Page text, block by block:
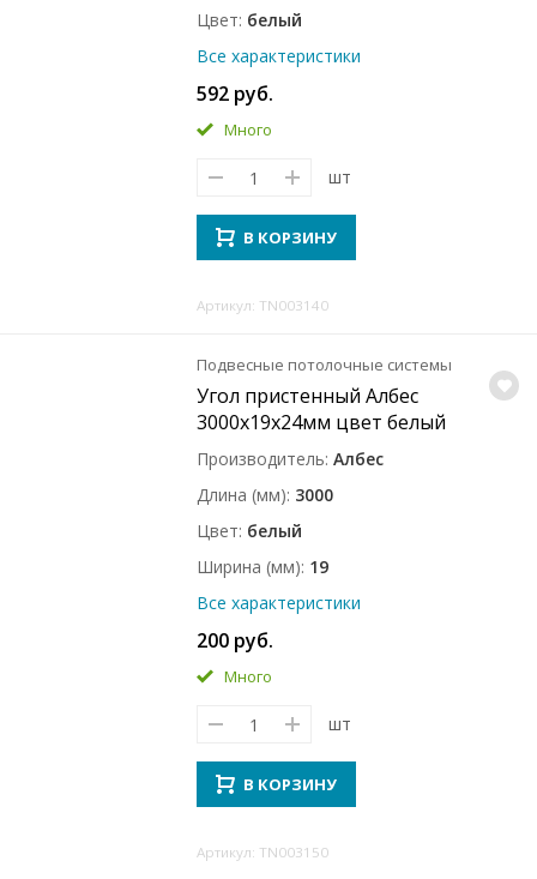
Цвет белый
Все характеристики
592 руб.
Много
шт
В КОРЗИНУ
Артикул: TN003140
Подвесные потолочные системы
Угол пристенный Албес
3000x19x24мм цвет белый
Производитель Албес
Длина (мм) 3000
Цвет белый
Ширина (мм) 19
Все характеристики
200 руб.
Много
шт
В КОРЗИНУ
Артикул: TN003150